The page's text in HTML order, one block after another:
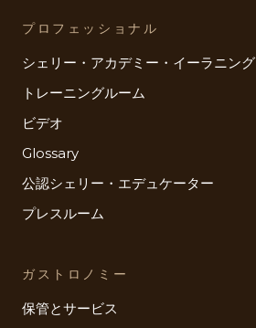
プロフェッショナル
シェリー・アカデミー・イーラニング
トレーニングルーム
ビデオ
Glossary
公認シェリー・エデュケーター
プレスルーム
ガストロノミー
保管とサービス